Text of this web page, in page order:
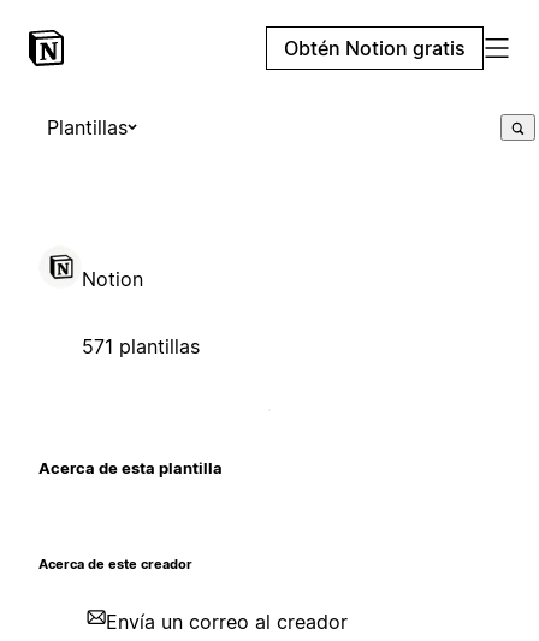
Obtén Notion gratis
Plantillas
Notion
571 plantillas
Acerca de esta plantilla
Acerca de este creador
Envía un correo al creador